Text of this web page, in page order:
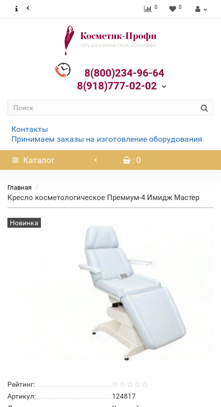
0 0
8(800)234-96-64
8(918)777-02-02
Контакты
Принимаем заказы на изготовление оборудования
Каталог : 0
Главная
Кресло косметологическое Премиум-4 Имидж Мастер
Новинка
Рейтинг:
Артикул:
124817